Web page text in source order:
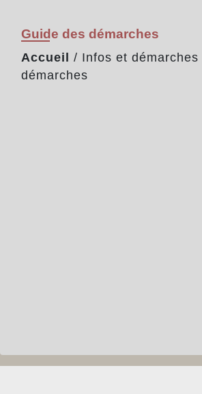
Guide des démarches
Accueil / Infos et démarches
démarches